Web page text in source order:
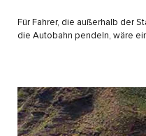
Für Fahrer, die außerhalb der
die Autobahn pendeln, wäre